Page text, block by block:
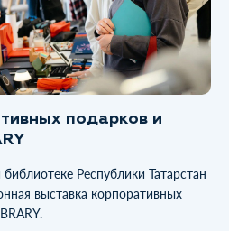
подарков и
Республики Татарстан
выставка корпоративных